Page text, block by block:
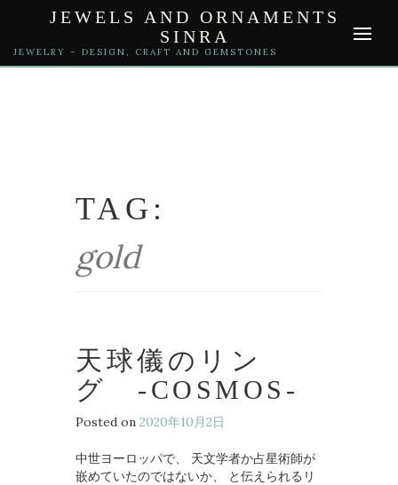
JEWELS AND ORNAMENTS
SINRA
JEWELRY – DESIGN, CRAFT AND GEMSTONES
TAG:
gold
天球儀のリン
グ -COSMOS-
Posted on 2020年10月2日
中世ヨーロッパで、 天文学者か占星術師が
嵌めていたのではないか、 と伝えられるリ